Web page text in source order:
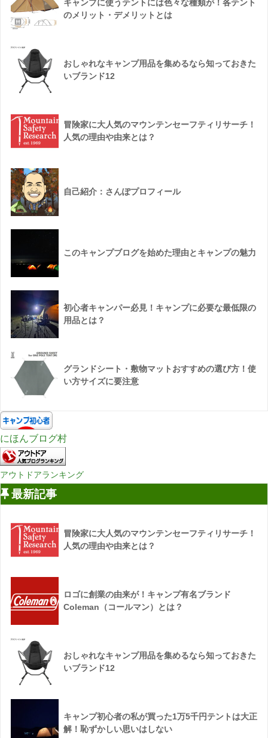
キャンプに使うテントには色々な種類が！各テント
のメリット・デメリットとは
おしゃれなキャンプ用品を集めるなら知っておきた
いブランド12
冒険家に大人気のマウンテンセーフティリサーチ！
人気の理由や由来とは？
自己紹介：さんぽプロフィール
このキャンプブログを始めた理由とキャンプの魅力
初心者キャンパー必見！キャンプに必要な最低限の
用品とは？
グランドシート・敷物マットおすすめの選び方！使
い方サイズに要注意
にほんブログ村
アウトドアランキング
最新記事
冒険家に大人気のマウンテンセーフティリサーチ！
人気の理由や由来とは？
ロゴに創業の由来が！キャンプ有名ブランド
Coleman（コールマン）とは？
おしゃれなキャンプ用品を集めるなら知っておきた
いブランド12
キャンプ初心者の私が買った1万5千円テントは大正
解！恥ずかしい思いはしない